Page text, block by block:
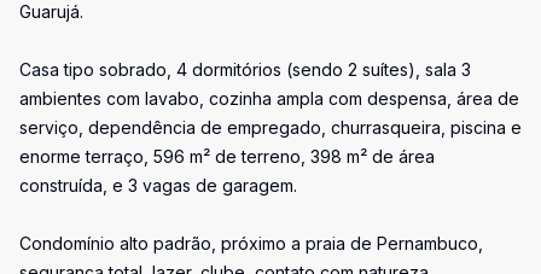
Guarujá.
Casa tipo sobrado, 4 dormitórios (sendo 2 suítes), sala 3
ambientes com lavabo, cozinha ampla com despensa, área de
serviço, dependência de empregado, churrasqueira, piscina e
enorme terraço, 596 m² de terreno, 398 m² de área
construída, e 3 vagas de garagem.
Condomínio alto padrão, próximo a praia de Pernambuco,